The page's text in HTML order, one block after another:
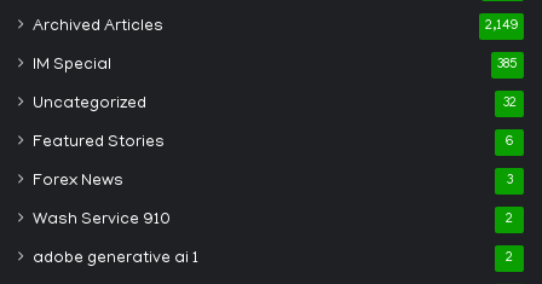
Archived Articles 2,149
IM Special 385
Uncategorized 32
Featured Stories 6
Forex News 3
Wash Service 910 2
adobe generative ai 1 2